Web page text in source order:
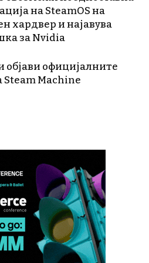
на SteamOS на
хардвер и најавува
за Nvidia
објави официјалните
Steam Machine